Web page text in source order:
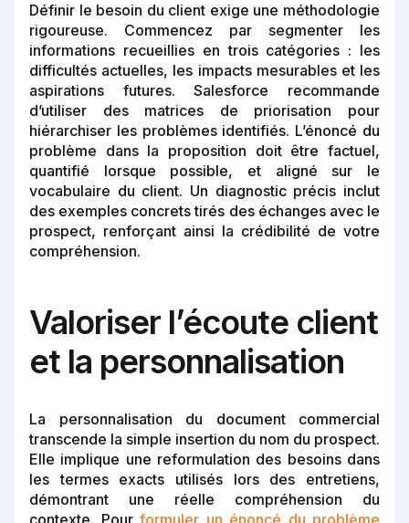
Définir le besoin du client exige une méthodologie
rigoureuse. Commencez par segmenter les
informations recueillies en trois catégories : les
difficultés actuelles, les impacts mesurables et les
aspirations futures. Salesforce recommande
d’utiliser des matrices de priorisation pour
hiérarchiser les problèmes identifiés. L’énoncé du
problème dans la proposition doit être factuel,
quantifié lorsque possible, et aligné sur le
vocabulaire du client. Un diagnostic précis inclut
des exemples concrets tirés des échanges avec le
prospect, renforçant ainsi la crédibilité de votre
compréhension.
Valoriser l’écoute client
et la personnalisation
La personnalisation du document commercial
transcende la simple insertion du nom du prospect.
Elle implique une reformulation des besoins dans
les termes exacts utilisés lors des entretiens,
démontrant une réelle compréhension du